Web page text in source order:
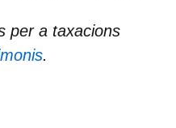
per a taxacions
.